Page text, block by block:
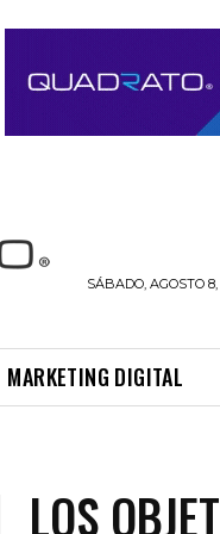
SÁBADO, AGOSTO
MARKETING DIGITAL
LOS